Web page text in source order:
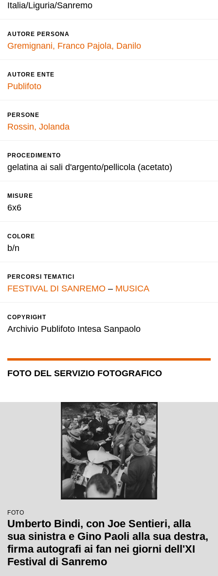
Italia/Liguria/Sanremo
AUTORE PERSONA
Gremignani, Franco Pajola, Danilo
AUTORE ENTE
Publifoto
PERSONE
Rossin, Jolanda
PROCEDIMENTO
gelatina ai sali d'argento/pellicola (acetato)
MISURE
6x6
COLORE
b/n
PERCORSI TEMATICI
FESTIVAL DI SANREMO – MUSICA
COPYRIGHT
Archivio Publifoto Intesa Sanpaolo
FOTO DEL SERVIZIO FOTOGRAFICO
FOTO
Umberto Bindi, con Joe Sentieri, alla
sua sinistra e Gino Paoli alla sua destra,
firma autografi ai fan nei giorni dell'XI
Festival di Sanremo